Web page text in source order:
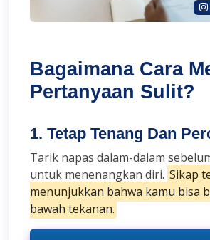
Bagaimana Cara
Pertanyaan Sulit?
1. Tetap Tenang Dan
Tarik napas dalam-dalam
untuk menenangkan diri. Sikap
menunjukkan bahwa kamu bisa
bawah tekanan.